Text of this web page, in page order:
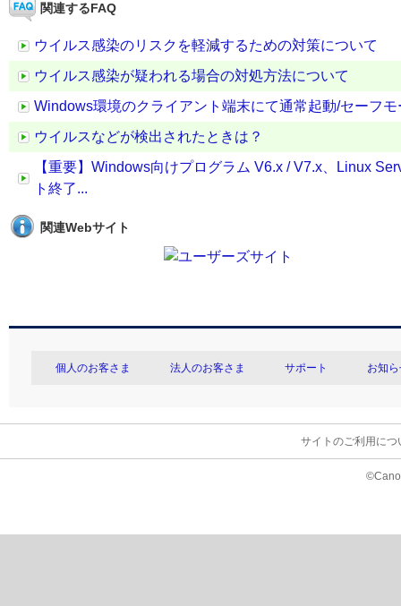
関連するFAQ
ウイルス感染のリスクを軽減するための対策について
ウイルス感染が疑われる場合の対処方法について
Windows環境のクライアント端末にて通常起動/セーフ
ウイルスなどが検出されたときは？
【重要】Windows向けプログラム V6.x / V7.x、Linux
ト終了...
関連Webサイト
個人のお客さま 法人のお客さま サポート お知
サイトのご利用につ